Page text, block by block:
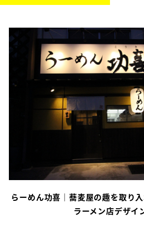
採用情報
店舗デザイン
インドアゴルフ
オフィスデザイン
らーめん功喜｜蕎麦屋の趣を取り
ラーメン店デザイ